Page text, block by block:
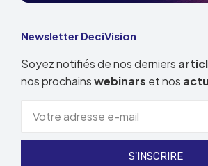
Newsletter DeciVision
Soyez notifiés de nos derniers
nos prochainswebinars et nos
S'INSCRIRE